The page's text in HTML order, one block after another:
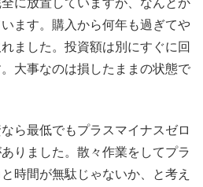
に放置していますが、なんとか
ます。購入から何年も過ぎてや
ました。投資額は別にすぐに回
大事なのは損したままの状態で
ら最低でもプラスマイナスゼロ
りました。散々作業をしてプラ
時間が無駄じゃないか、と考え